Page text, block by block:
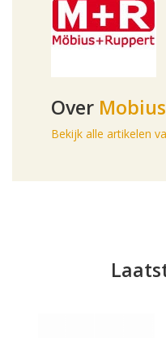
Over
Bekijk alle artikelen